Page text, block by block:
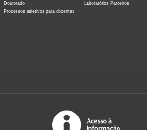
Doutorado
Processos seletivos para docentes
Laboratórios Parceiros